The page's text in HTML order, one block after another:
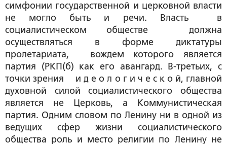
симфонии государственной и церковной власти
не могло быть и речи. Власть в
социалистическом обществе должна
осуществляться в форме диктатуры
пролетариата, вождем которого является
партия (РКП(б) как его авангард. В-третьих, с
точки зрения и д е о л о г и ч е с к о й, главной
духовной силой социалистического общества
является не Церковь, а Коммунистическая
партия. Одним словом по Ленину ни в одной из
ведущих сфер жизни социалистического
общества роль и место религии по Ленину не